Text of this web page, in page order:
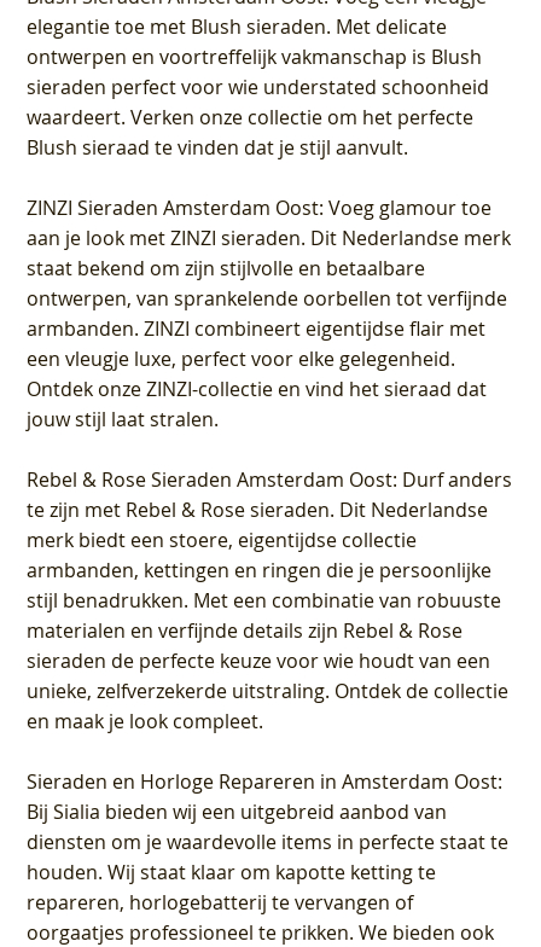
elegantie toe met Blush sieraden. Met delicate
ontwerpen en voortreffelijk vakmanschap is Blush
sieraden perfect voor wie understated schoonheid
waardeert. Verken onze collectie om het perfecte
Blush sieraad te vinden dat je stijl aanvult.
ZINZI Sieraden Amsterdam Oost: Voeg glamour toe
aan je look met ZINZI sieraden. Dit Nederlandse merk
staat bekend om zijn stijlvolle en betaalbare
ontwerpen, van sprankelende oorbellen tot verfijnde
armbanden. ZINZI combineert eigentijdse flair met
een vleugje luxe, perfect voor elke gelegenheid.
Ontdek onze ZINZI-collectie en vind het sieraad dat
jouw stijl laat stralen.
Rebel & Rose Sieraden Amsterdam Oost: Durf anders
te zijn met Rebel & Rose sieraden. Dit Nederlandse
merk biedt een stoere, eigentijdse collectie
armbanden, kettingen en ringen die je persoonlijke
stijl benadrukken. Met een combinatie van robuuste
materialen en verfijnde details zijn Rebel & Rose
sieraden de perfecte keuze voor wie houdt van een
unieke, zelfverzekerde uitstraling. Ontdek de collectie
en maak je look compleet.
Sieraden en Horloge Repareren in Amsterdam Oost:
Bij Sialia bieden wij een uitgebreid aanbod van
diensten om je waardevolle items in perfecte staat te
houden. Wij staat klaar om kapotte ketting te
repareren, horlogebatterij te vervangen of
oorgaatjes professioneel te prikken. We bieden ook